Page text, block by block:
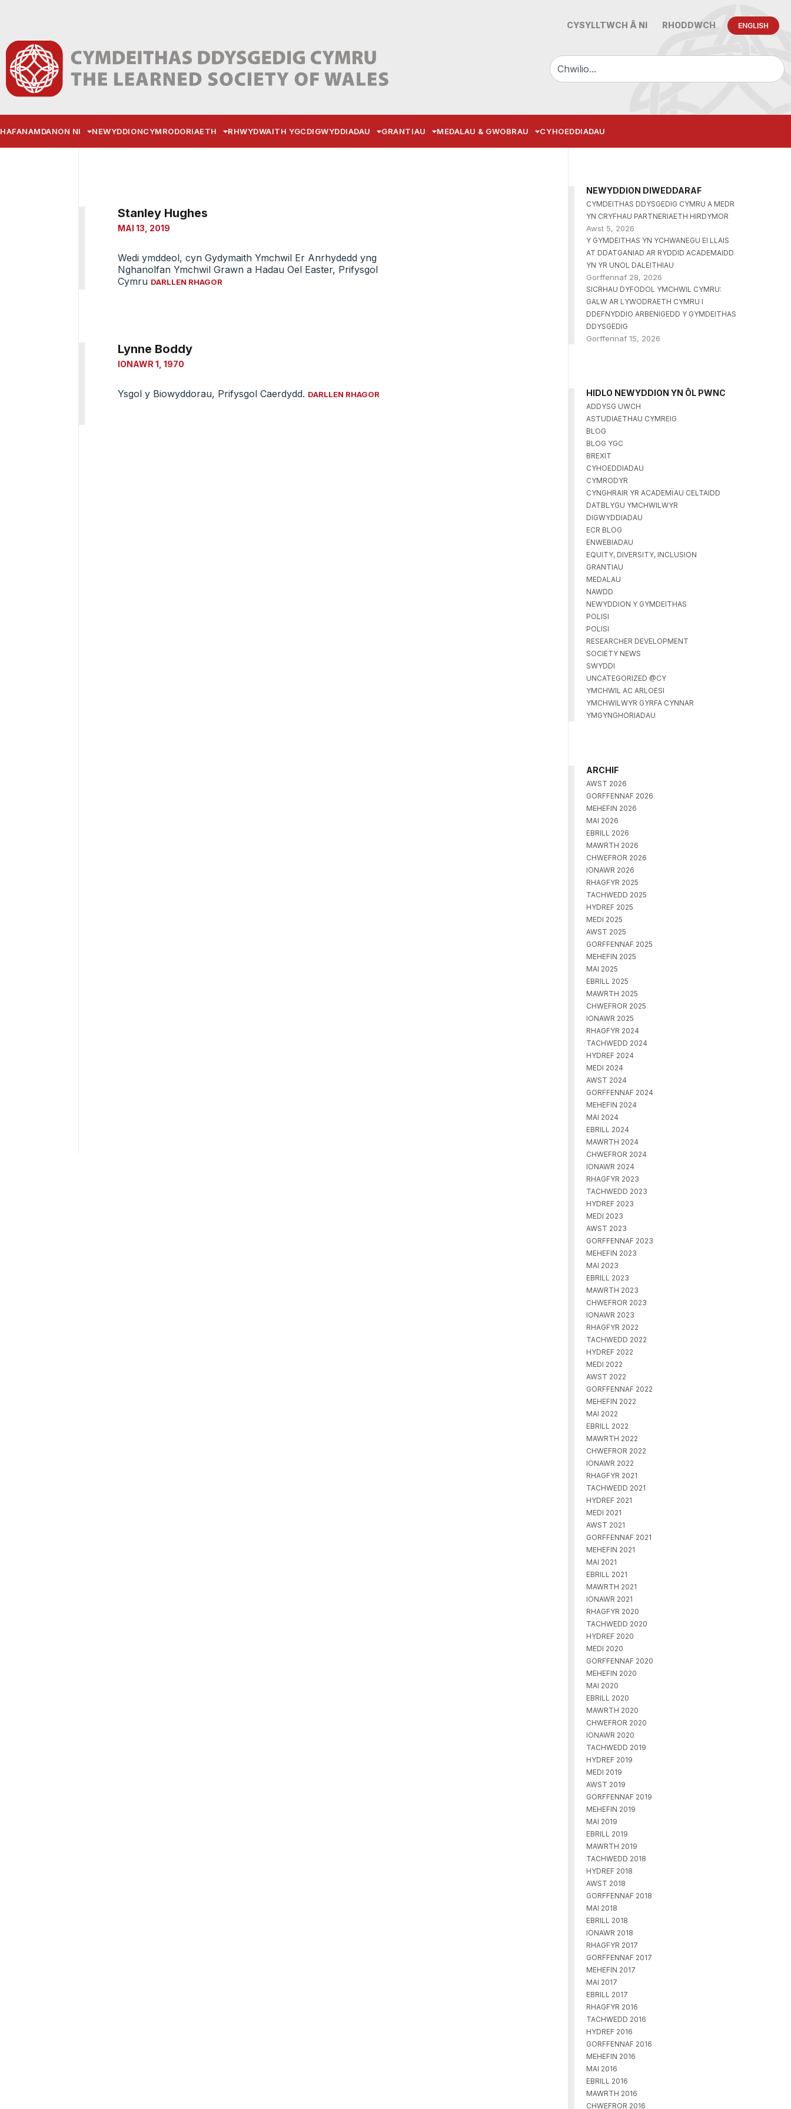
CYSYLLTWCH Â NI RHODDWCH ENGLISH
HAFANAMDANON NI NEWYDDIONCYMRODORIAETH RHWYDWAITH YGCDIGWYDDIADAU GRANTIAU MEDALAU & GWOBRAU CYHOEDDIADAU
Stanley Hughes
MAI 13, 2019
Wedi ymddeol, cyn Gydymaith Ymchwil Er Anrhydedd yng
Nghanolfan Ymchwil Grawn a Hadau Oel Easter, Prifysgol
Cymru DARLLEN RHAGOR
Lynne Boddy
IONAWR 1, 1970
Ysgol y Biowyddorau, Prifysgol Caerdydd. DARLLEN RHAGOR
NEWYDDION DIWEDDARAF
CYMDEITHAS DDYSGEDIG CYMRU A MEDR
YN CRYFHAU PARTNERIAETH HIRDYMOR
Awst 5, 2026
Y GYMDEITHAS YN YCHWANEGU EI LLAIS
AT DDATGANIAD AR RYDDID ACADEMAIDD
YN YR UNOL DALEITHIAU
Gorffennaf 28, 2026
SICRHAU DYFODOL YMCHWIL CYMRU:
GALW AR LYWODRAETH CYMRU I
DDEFNYDDIO ARBENIGEDD Y GYMDEITHAS
DDYSGEDIG
Gorffennaf 15, 2026
HIDLO NEWYDDION YN ÔL PWNC
ADDYSG UWCH
ASTUDIAETHAU CYMREIG
BLOG
BLOG YGC
BREXIT
CYHOEDDIADAU
CYMRODYR
CYNGHRAIR YR ACADEMÏAU CELTAIDD
DATBLYGU YMCHWILWYR
DIGWYDDIADAU
ECR BLOG
ENWEBIADAU
EQUITY, DIVERSITY, INCLUSION
GRANTIAU
MEDALAU
NAWDD
NEWYDDION Y GYMDEITHAS
POLISI
POLISI
RESEARCHER DEVELOPMENT
SOCIETY NEWS
SWYDDI
UNCATEGORIZED @CY
YMCHWIL AC ARLOESI
YMCHWILWYR GYRFA CYNNAR
YMGYNGHORIADAU
ARCHIF
AWST 2026
GORFFENNAF 2026
MEHEFIN 2026
MAI 2026
EBRILL 2026
MAWRTH 2026
CHWEFROR 2026
IONAWR 2026
RHAGFYR 2025
TACHWEDD 2025
HYDREF 2025
MEDI 2025
AWST 2025
GORFFENNAF 2025
MEHEFIN 2025
MAI 2025
EBRILL 2025
MAWRTH 2025
CHWEFROR 2025
IONAWR 2025
RHAGFYR 2024
TACHWEDD 2024
HYDREF 2024
MEDI 2024
AWST 2024
GORFFENNAF 2024
MEHEFIN 2024
MAI 2024
EBRILL 2024
MAWRTH 2024
CHWEFROR 2024
IONAWR 2024
RHAGFYR 2023
TACHWEDD 2023
HYDREF 2023
MEDI 2023
AWST 2023
GORFFENNAF 2023
MEHEFIN 2023
MAI 2023
EBRILL 2023
MAWRTH 2023
CHWEFROR 2023
IONAWR 2023
RHAGFYR 2022
TACHWEDD 2022
HYDREF 2022
MEDI 2022
AWST 2022
GORFFENNAF 2022
MEHEFIN 2022
MAI 2022
EBRILL 2022
MAWRTH 2022
CHWEFROR 2022
IONAWR 2022
RHAGFYR 2021
TACHWEDD 2021
HYDREF 2021
MEDI 2021
AWST 2021
GORFFENNAF 2021
MEHEFIN 2021
MAI 2021
EBRILL 2021
MAWRTH 2021
IONAWR 2021
RHAGFYR 2020
TACHWEDD 2020
HYDREF 2020
MEDI 2020
GORFFENNAF 2020
MEHEFIN 2020
MAI 2020
EBRILL 2020
MAWRTH 2020
CHWEFROR 2020
IONAWR 2020
TACHWEDD 2019
HYDREF 2019
MEDI 2019
AWST 2019
GORFFENNAF 2019
MEHEFIN 2019
MAI 2019
EBRILL 2019
MAWRTH 2019
TACHWEDD 2018
HYDREF 2018
AWST 2018
GORFFENNAF 2018
MAI 2018
EBRILL 2018
IONAWR 2018
RHAGFYR 2017
GORFFENNAF 2017
MEHEFIN 2017
MAI 2017
EBRILL 2017
RHAGFYR 2016
TACHWEDD 2016
HYDREF 2016
GORFFENNAF 2016
MEHEFIN 2016
MAI 2016
EBRILL 2016
MAWRTH 2016
CHWEFROR 2016